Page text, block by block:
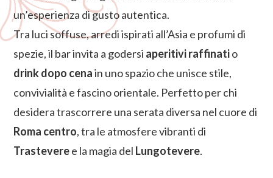
un’esperienza di gusto autentica.
Tra luci soffuse, arredi ispirati all’Asia e profumi di
spezie, il bar invita a godersi aperitivi raffinatio
drink dopo cenain uno spazio che unisce stile,
convivialità e fascino orientale. Perfetto per chi
desidera trascorrere una serata diversa nel cuore di
Roma centro, tra le atmosfere vibranti di
Trasteveree la magia del Lungotevere.